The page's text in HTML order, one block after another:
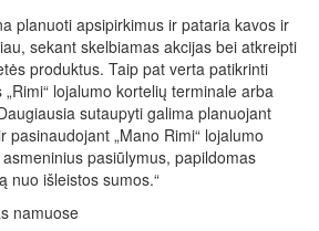
planuoti apsipirkimus ir pataria kavos ir
sekant skelbiamas akcijas bei atkreipti
produktus. Taip pat verta patikrinti
lojalumo kortelių terminale arba
sutaupyti galima planuojant
pasinaudojant „Mano Rimi“ lojalumo
pasiūlymus, papildomas
nuo išleistos sumos.“
namuose